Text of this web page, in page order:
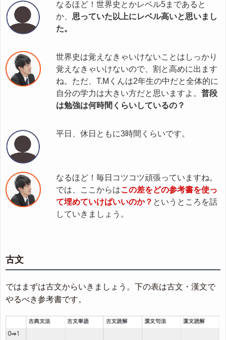
なるほど！世界史とかレベル5まであると
か、 思っていた以上にレベル高いと思いまし
た。
世界史は覚えなきゃいけないことはしっかり
覚えなきゃいけないので、割と高めに出ます
ね。ただ、T.Mくんは2年生の中だと全体的に
自分の学力は大きい方だと思いますよ。 普段
は勉強は何時間くらいしているの？
平日、休日ともに3時間くらいです。
なるほど！毎日コツコツ頑張っていますね。
では、ここからはこの差をどの参考書を使っ
て埋めていけばいいのか？ というところを話
していきましょう。
古文
ではまずは古文からいきましょう。下の表は古文・漢文で
やるべき参考書です。